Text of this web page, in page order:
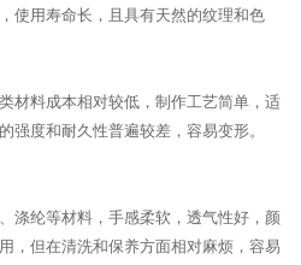
使用寿命长，且具有天然的纹理和色
材料成本相对较低，制作工艺简单，适
强度和耐久性普遍较差，容易变形。
涤纶等材料，手感柔软，透气性好，颜
，但在清洗和保养方面相对麻烦，容易